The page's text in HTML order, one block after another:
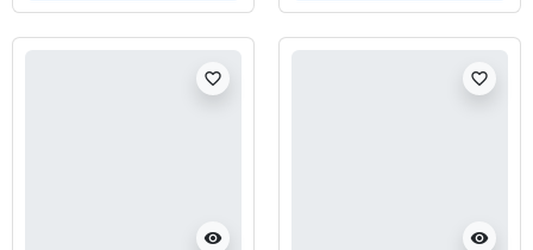
visibility
favorite_border
visibility
favorite_border